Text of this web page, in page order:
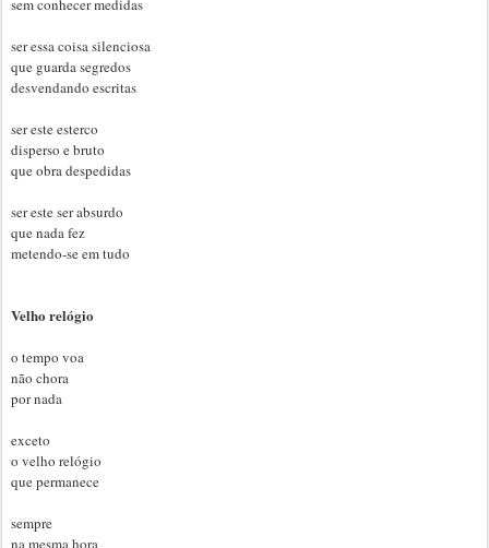
sem conhecer medidas
ser essa coisa silenciosa
que guarda segredos
desvendando escritas
ser este esterco
disperso e bruto
que obra despedidas
ser este ser absurdo
que nada fez
metendo-se em tudo
Velho relógio
o tempo voa
não chora
por nada
exceto
o velho relógio
que permanece
sempre
na mesma hora